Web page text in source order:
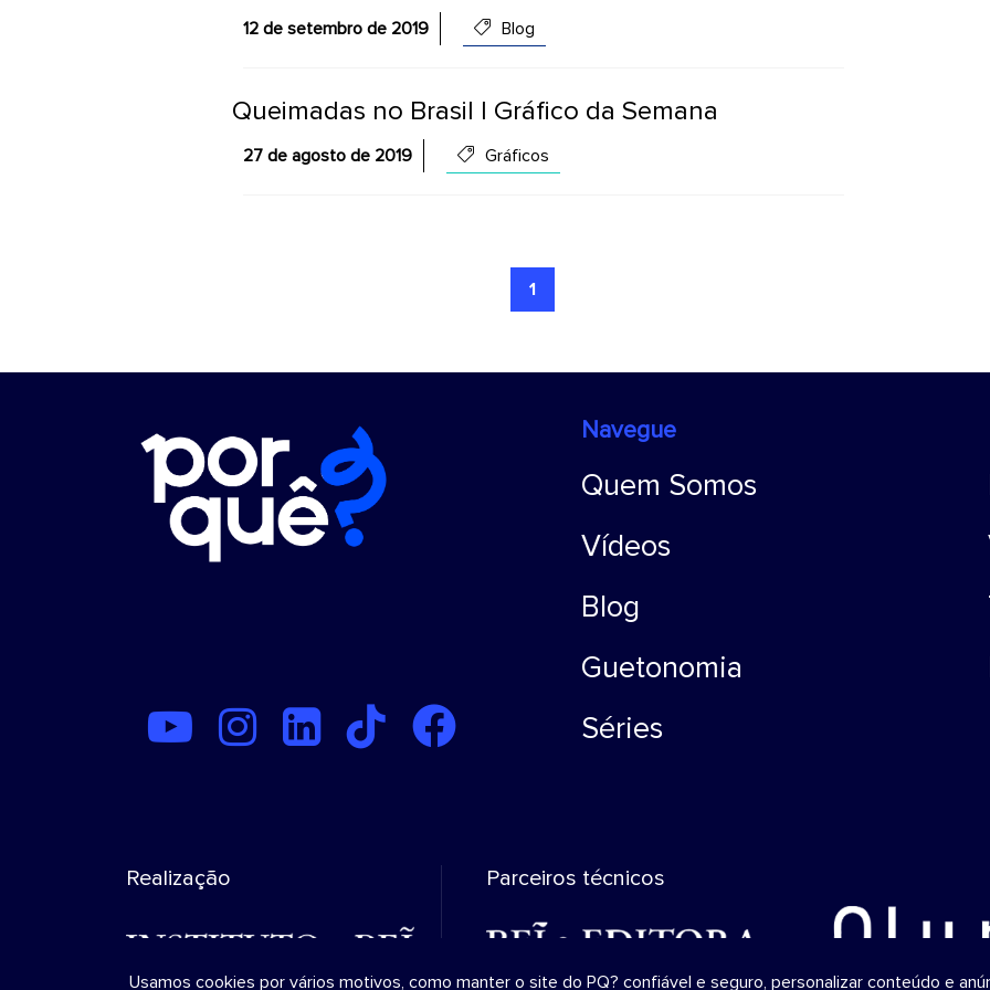
12 de setembro de 2019 Blog
Queimadas no Brasil | Gráfico da Semana
27 de agosto de 2019 Gráficos
1
Navegue
Quem Somos
Vídeos
Blog
Guetonomia
Séries
Realização Parceiros técnicos
Usamos cookies por vários motivos, como manter o site do PQ? confiável ​​e seguro, personalizar conteúdo e